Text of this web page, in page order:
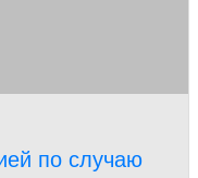
по случаю